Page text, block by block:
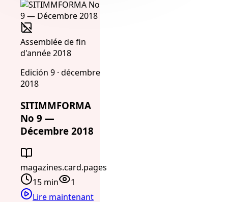
Assemblée de fin
d'année 2018
Edición 9 · décembre
2018
SITIMMFORMA
No 9 —
Décembre 2018
magazines.card.pages
15 min
1
Lire maintenant